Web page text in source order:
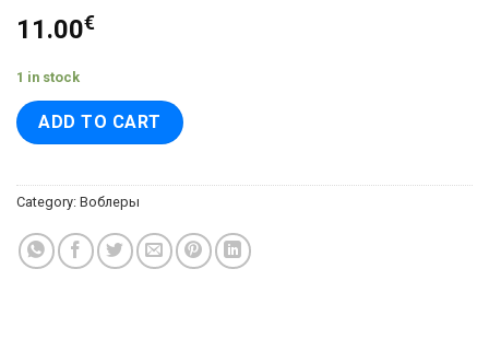
11.00€
1 in stock
ADD TO CART
Category: Воблеры